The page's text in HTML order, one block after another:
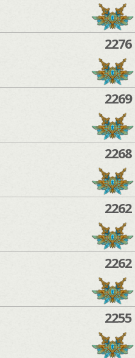
2276
2269
2268
2262
2262
2255